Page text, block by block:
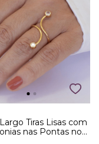
Tiras Lisas com
nas Pontas no